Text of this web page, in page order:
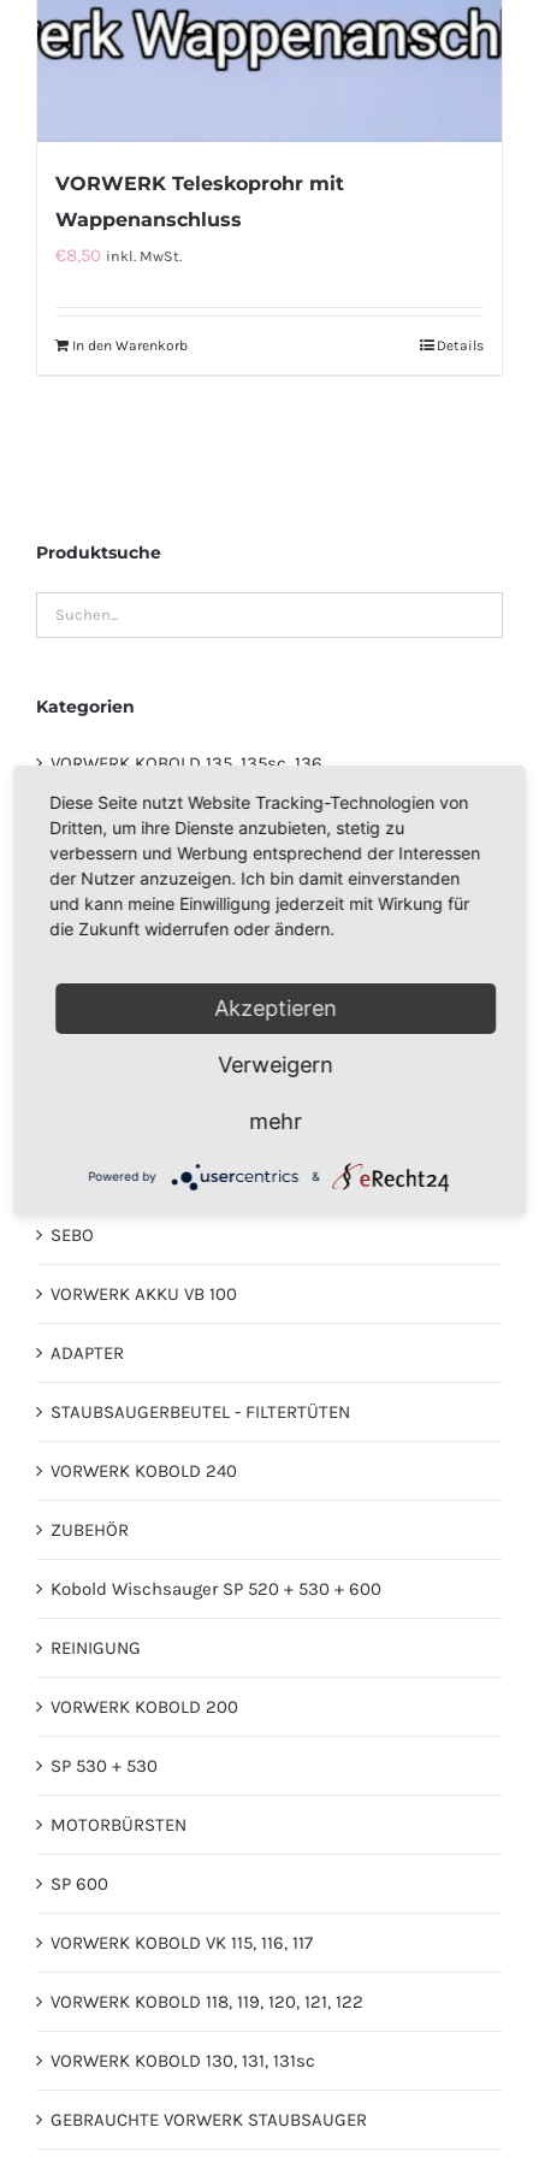
VORWERK Teleskoprohr mit
Wappenanschluss
€8,50 inkl. MwSt.
In den Warenkorb Details
Produktsuche
Kategorien
VORWERK KOBOLD 135, 135sc, 136
Ha-RA PRODUKTE
Computer Reinigung Set
VORWERK KOBOLD 140, 150
VORWERK TIGER 260,265,270,300
VORWERK TIGER 250,251,252
SEBO
VORWERK AKKU VB 100
ADAPTER
STAUBSAUGERBEUTEL - FILTERTÜTEN
VORWERK KOBOLD 240
ZUBEHÖR
Kobold Wischsauger SP 520 + 530 + 600
REINIGUNG
VORWERK KOBOLD 200
SP 530 + 530
MOTORBÜRSTEN
SP 600
VORWERK KOBOLD VK 115, 116, 117
VORWERK KOBOLD 118, 119, 120, 121, 122
VORWERK KOBOLD 130, 131, 131sc
GEBRAUCHTE VORWERK STAUBSAUGER
Diese Seite nutzt Website Tracking-Technologien von
Dritten, um ihre Dienste anzubieten, stetig zu
verbessern und Werbung entsprechend der Interessen
der Nutzer anzuzeigen. Ich bin damit einverstanden
und kann meine Einwilligung jederzeit mit Wirkung für
die Zukunft widerrufen oder ändern.
Akzeptieren
Verweigern
mehr
Powered by &